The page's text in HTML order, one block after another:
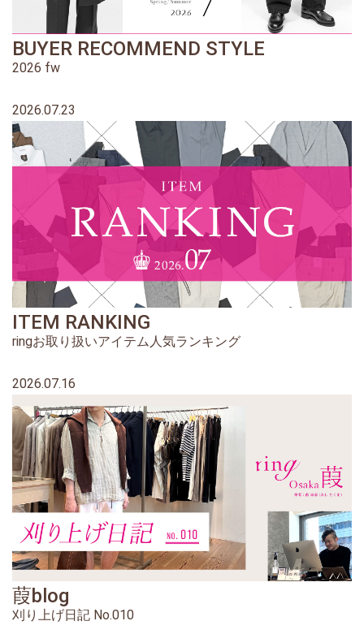
BUYER RECOMMEND STYLE
2026 fw
2026.07.23
ITEM RANKING
ringお取り扱いアイテム人気ランキング
2026.07.16
葭blog
刈り上げ日記 No.010